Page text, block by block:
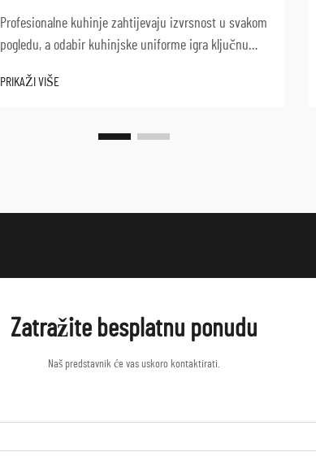
Profesionalne kuhinje zahtijevaju izvrsnost u svakom
pogledu, a odabir kuhinjske uniforme igra ključnu
učinkovitosti. Dobro dizajnirana kuhinjska uniforma
PRIKAŽI VIŠE
Zatražite besplatnu ponudu
Naš predstavnik će vas uskoro kontaktirati.